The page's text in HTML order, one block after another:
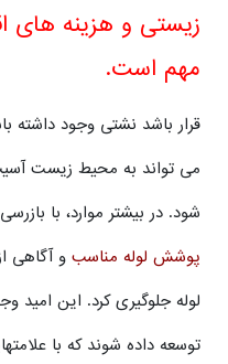
زیستی و هزینه های
مهم است.
قرار باشد نشتی وجود داشته
می تواند به محیط زیست
شود. در بیشتر موارد، با
پوشش لوله مناسب و آگاهی
لوله جلوگیری کرد. این امید
توسعه داده شوند که با